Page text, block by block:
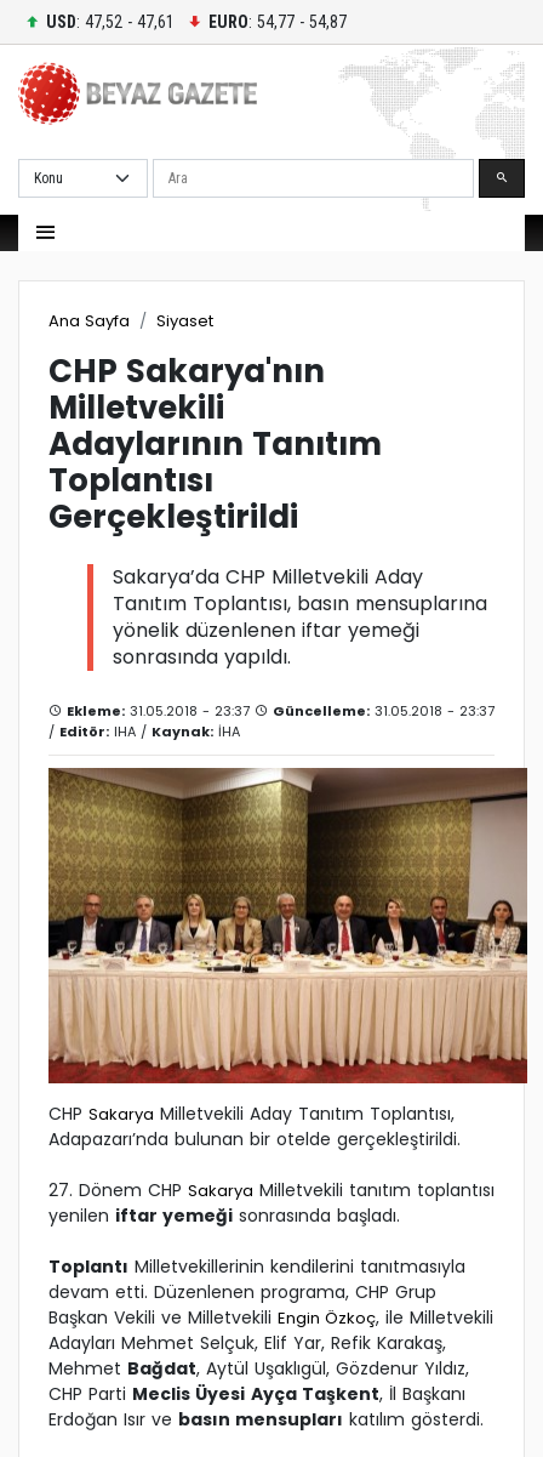
USD: 47,52 - 47,61 EURO: 54,77 - 54,87
Ara
Ana Sayfa Siyaset
CHP Sakarya'nın
Milletvekili
Adaylarının Tanıtım
Toplantısı
Gerçekleştirildi
Sakarya’da CHP Milletvekili Aday
Tanıtım Toplantısı, basın mensuplarına
yönelik düzenlenen iftar yemeği
sonrasında yapıldı.
Ekleme: 31.05.2018 - 23:37 Güncelleme: 31.05.2018 - 23:37
/ Editör: IHA / Kaynak: İHA
CHP Sakarya Milletvekili Aday Tanıtım Toplantısı,
Adapazarı’nda bulunan bir otelde gerçekleştirildi.
27. Dönem CHP Sakarya Milletvekili tanıtım toplantısı
yenilen iftar yemeği sonrasında başladı.
Toplantı Milletvekillerinin kendilerini tanıtmasıyla
devam etti. Düzenlenen programa, CHP Grup
Başkan Vekili ve Milletvekili Engin Özkoç, ile Milletvekili
Adayları Mehmet Selçuk, Elif Yar, Refik Karakaş,
Mehmet Bağdat, Aytül Uşaklıgül, Gözdenur Yıldız,
CHP Parti Meclis Üyesi Ayça Taşkent, İl Başkanı
Erdoğan Isır ve basın mensupları katılım gösterdi.